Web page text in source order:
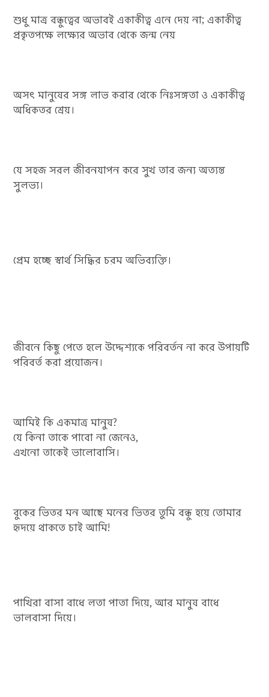
শুধু মাত্র বন্ধুত্বের অভাবই একাকীত্ব এনে দেয় না; একাকীত্ব
প্রকৃতপক্ষে লক্ষ্যের অভাব থেকে জন্ম নেয়
অসৎ মানুষের সঙ্গ লাভ করার থেকে নিঃসঙ্গতা ও একাকীত্ব
অধিকতর শ্রেয়।
যে সহজ সরল জীবনযাপন করে সুখ তার জন্য অত্যন্ত
সুলভ্য।
প্রেম হচ্ছে স্বার্থ সিদ্ধির চরম অভিব্যক্তি।
জীবনে কিছু পেতে হলে উদ্দেশ্যকে পরিবর্তন না করে উপায়টি
পরিবর্ত করা প্রয়োজন।
আমিই কি একমাত্র মানুষ?
যে কিনা তাকে পাবো না জেনেও,
এখনো তাকেই ভালোবাসি।
বুকের ভিতর মন আছে মনের ভিতর তুমি বন্ধু হয়ে তোমার
হৃদয়ে থাকতে চাই আমি!
পাখিরা বাসা বাধে লতা পাতা দিয়ে, আর মানুষ বাধে
ভালবাসা দিয়ে।